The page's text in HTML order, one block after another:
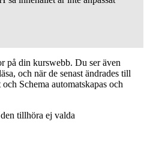
på din kurswebb. Du ser även
och när de senast ändrades till
Schema automatskapas och
tillhöra ej valda